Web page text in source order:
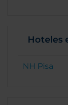
Hoteles
NH Pisa